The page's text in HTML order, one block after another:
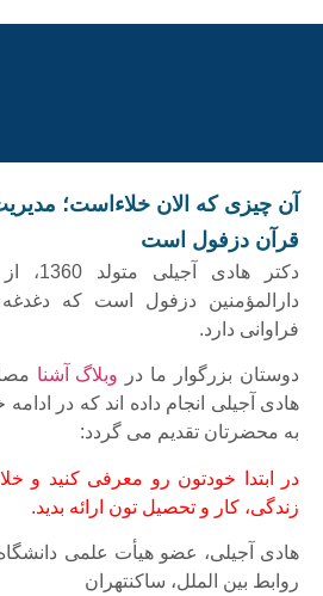
آن چیزی که الان خلاءاست؛
قرآن دزفول است
دکتر
دارالمؤمنین دزفول است که
فراوانی دارد.
دوستان بزرگوار ما در وبلاگ آشنا
هادی آجیلی انجام داده اند که در
به محضرتان تقدیم می گردد:
در ابتدا خودتون رو معرفی کنید و
زندگی، کار و تحصیل تون ارائه بدید.
هادی آجیلی، عضو هیأت علمی
روابط بین الملل، ساکنتهران